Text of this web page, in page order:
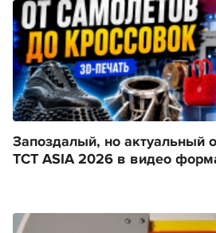
Запоздалый, но актуальный
TCT ASIA 2026 в видео